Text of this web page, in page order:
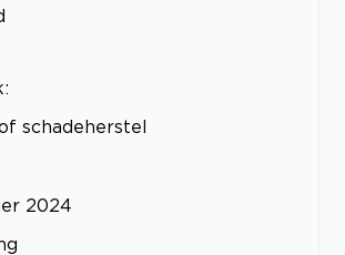
schadeherstel
2024